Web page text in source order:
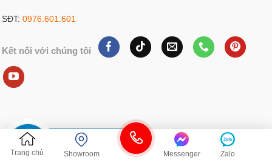
SĐT: 0976.601.601
Kết nối với chúng tôi
Trang chủ Showroom Messenger Zalo